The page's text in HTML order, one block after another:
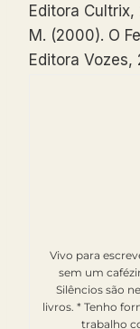
Editora Cultrix,
M. (2000). O
Editora
Vivo para
sem um
Silêncios são
livros. * Tenho
trabalho